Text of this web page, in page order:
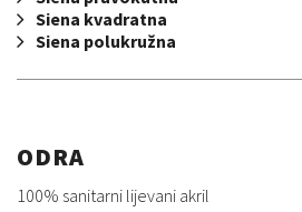
Siena kvadratna
Siena polukružna
ODRA
100% sanitarni lijevani akril